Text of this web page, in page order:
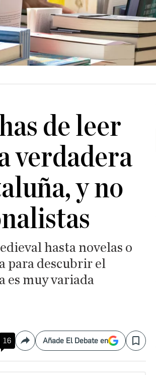
de leer
verdadera
y no
hasta novelas o
para descubrir el
es muy variada
16 CompartirAñade El Debate en Save